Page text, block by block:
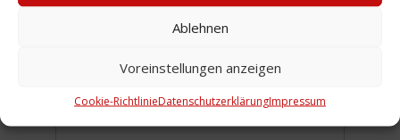
Ablehnen
Voreinstellungen anzeigen
Cookie-RichtlinieDatenschutzerklärungImpressum
Ausschnitt 9:Limmer